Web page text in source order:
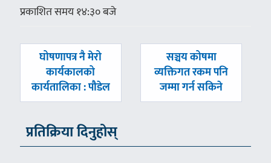
प्रकाशित समय १४:३० बजे
पछिल्लाे
घोषणापत्र नै मेरो
कार्यकालको
कार्यतालिका : पौडेल
अघिल्लाे
-
सञ्चय कोषमा
व्यक्तिगत रकम पनि
जम्मा गर्न सकिने
प्रतिक्रिया दिनुहोस्